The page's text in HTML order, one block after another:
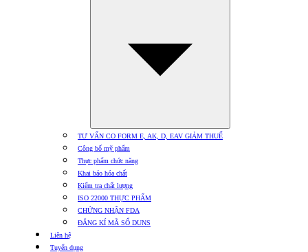
TƯ VẤN CO FORM E, AK, D, EAV GIẢM THUẾ
Công bố mỹ phẩm
Thực phẩm chức năng
Khai báo hóa chất
Kiểm tra chất lượng
ISO 22000 THỰC PHẨM
CHỨNG NHẬN FDA
ĐĂNG KÍ MÃ SỐ DUNS
Liên hệ
Tuyển dụng